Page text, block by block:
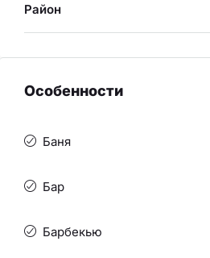
Район
Особенности
Баня
Бар
Барбекью